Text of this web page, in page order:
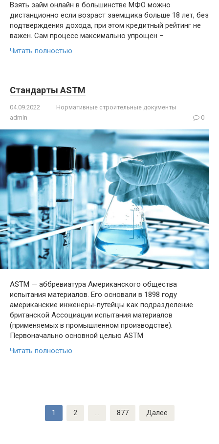
Взять займ онлайн в большинстве МФО можно
дистанционно если возраст заемщика больше 18 лет, без
подтверждения дохода, при этом кредитный рейтинг не
важен. Сам процесс максимально упрощен –
Читать полностью
Стандарты ASTM
04.09.2022
Нормативные строительные документы
admin
0
ASTM — аббревиатура Американского общества
испытания материалов. Его основали в 1898 году
американские инженеры-путейцы как подразделение
британской Ассоциации испытания материалов
(применяемых в промышленном производстве).
Первоначально основной целью ASTM
Читать полностью
1 2 … 877 Далее